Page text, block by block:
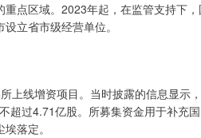
区域。2023年起，在监管支持下
立省市级经营单位。
线增资项目。当时披露的信息显示
超过4.71亿股。所募集资金用于补充
落定。